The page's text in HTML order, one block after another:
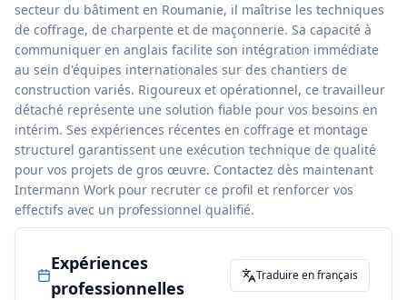
secteur du bâtiment en Roumanie, il maîtrise les techniques
de coffrage, de charpente et de maçonnerie. Sa capacité à
communiquer en anglais facilite son intégration immédiate
au sein d'équipes internationales sur des chantiers de
construction variés. Rigoureux et opérationnel, ce travailleur
détaché représente une solution fiable pour vos besoins en
intérim. Ses expériences récentes en coffrage et montage
structurel garantissent une exécution technique de qualité
pour vos projets de gros œuvre. Contactez dès maintenant
Intermann Work pour recruter ce profil et renforcer vos
effectifs avec un professionnel qualifié.
Expériences
professionnelles
Traduire en français